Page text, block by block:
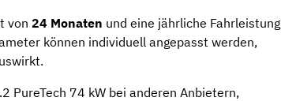
von 24 Monaten und eine jährliche Fahrleistung
können individuell angepasst werden,
PureTech 74 kW bei anderen Anbietern,